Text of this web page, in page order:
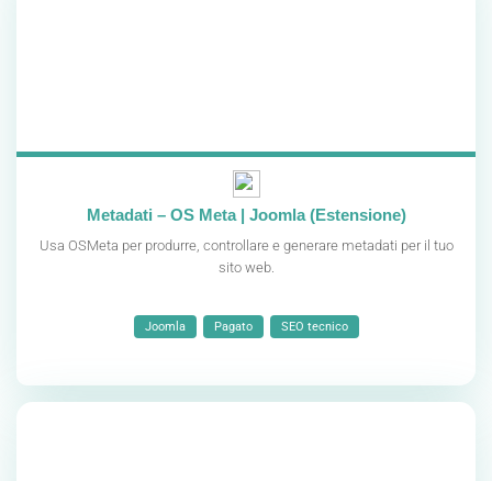
Metadati – OS Meta | Joomla (Estensione)
Usa OSMeta per produrre, controllare e generare metadati per il tuo
sito web.
Joomla Pagato SEO tecnico